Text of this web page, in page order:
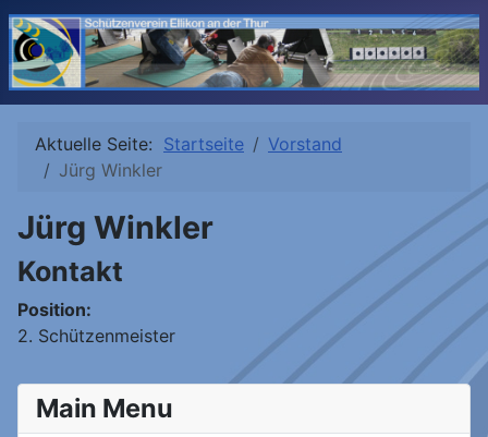
Aktuelle Seite: Startseite
Vorstand
Jürg Winkler
Jürg Winkler
Kontakt
Position:
2. Schützenmeister
Main Menu